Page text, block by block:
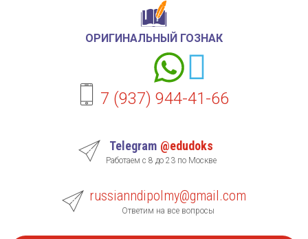
ОРИГИНАЛЬНЫЙ ГОЗНАК
7 (937) 944-41-66
Telegram @edudoks
Работаем с 8 до 23 по Москве
russianndipolmy@gmail.com
Ответим на все вопросы